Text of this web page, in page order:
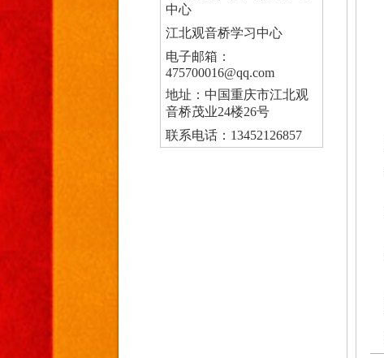
中心
江北观音桥学习中心
电子邮箱：
475700016@qq.com
地址：中国重庆市江北观
音桥茂业24楼26号
联系电话：13452126857